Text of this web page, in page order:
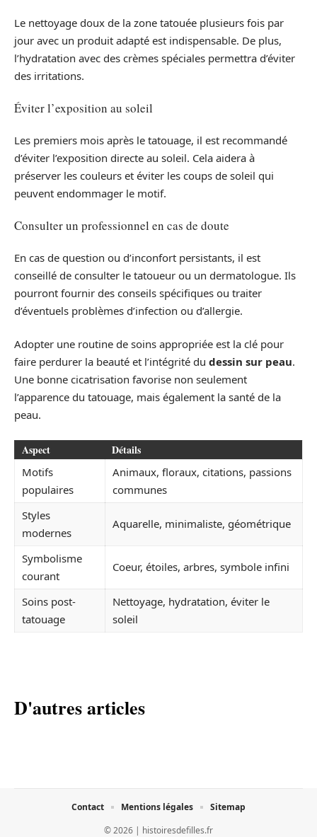
Le nettoyage doux de la zone tatouée plusieurs fois par
jour avec un produit adapté est indispensable. De plus,
l’hydratation avec des crèmes spéciales permettra d’éviter
des irritations.
Éviter l’exposition au soleil
Les premiers mois après le tatouage, il est recommandé
d’éviter l’exposition directe au soleil. Cela aidera à
préserver les couleurs et éviter les coups de soleil qui
peuvent endommager le motif.
Consulter un professionnel en cas de doute
En cas de question ou d’inconfort persistants, il est
conseillé de consulter le tatoueur ou un dermatologue. Ils
pourront fournir des conseils spécifiques ou traiter
d’éventuels problèmes d’infection ou d’allergie.
Adopter une routine de soins appropriée est la clé pour
faire perdurer la beauté et l’intégrité du dessin sur peau.
Une bonne cicatrisation favorise non seulement
l’apparence du tatouage, mais également la santé de la
peau.
Aspect Détails
Motifs
populaires
Animaux, floraux, citations, passions
communes
Styles
modernes
Aquarelle, minimaliste, géométrique
Symbolisme
courant
Coeur, étoiles, arbres, symbole infini
Soins post-
tatouage
Nettoyage, hydratation, éviter le
soleil
D'autres articles
© 2026 | histoiresdefilles.fr
Contact Mentions légales Sitemap